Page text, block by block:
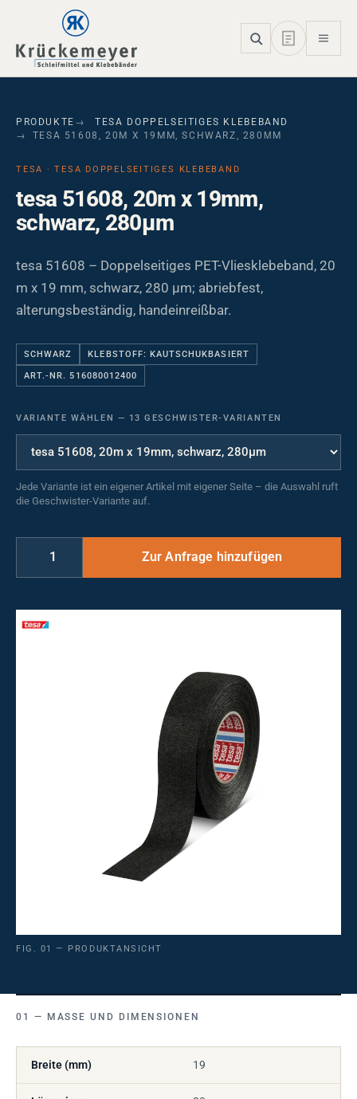
Skip to main navigation
Skip to main content
Skip to page footer
PRODUKTE
TESA DOPPELSEITIGES KLEBEBAND
TESA 51608, 20M X 19MM, SCHWARZ, 280ΜM
TESA · TESA DOPPELSEITIGES KLEBEBAND
tesa 51608, 20m x 19mm,
schwarz, 280µm
tesa 51608 – Doppelseitiges PET-Vliesklebeband, 20
m x 19 mm, schwarz, 280 µm; abriebfest,
alterungsbeständig, handeinreißbar.
SCHWARZ KLEBSTOFF: KAUTSCHUKBASIERT
ART.-NR. 516080012400
VARIANTE WÄHLEN — 13 GESCHWISTER-VARIANTEN
Jede Variante ist ein eigener Artikel mit eigener Seite – die Auswahl ruft
die Geschwister-Variante auf.
FIG. 01 — PRODUKTANSICHT
MASSE UND DIMENSIONEN
Breite (mm) 19